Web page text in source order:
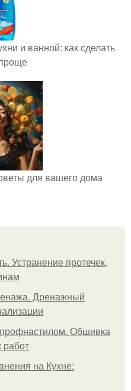
и ванной: как сделать
для вашего дома
Устранение протечек,
Дренажный
Обшивка
работ
на Кухне: